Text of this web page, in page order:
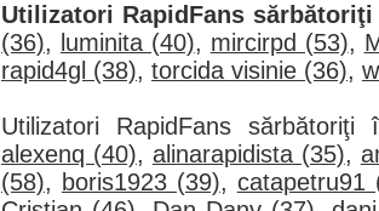
Utilizatori RapidFans
(36), luminita (40), mircirpd (53),
rapid4gl (38), torcida visinie (36),
Utilizatori RapidFans
alexenq (40), alinarapidista (35),
(58), boris1923 (39), catapetru91